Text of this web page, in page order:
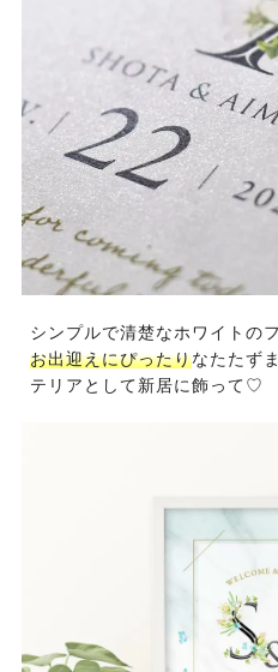
シンプルで清楚なホワイトの
お出迎えにぴったりなたたず
テリアとして新居に飾って♡